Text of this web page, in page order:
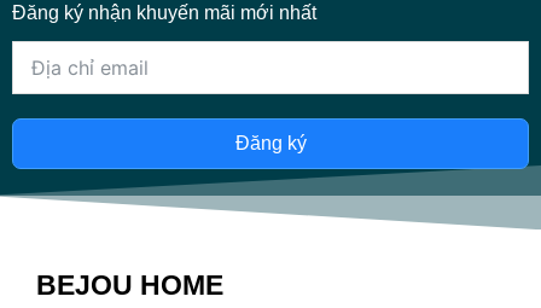
Đăng ký nhận khuyến mãi mới nhất
Đăng ký
BEJOU HOME